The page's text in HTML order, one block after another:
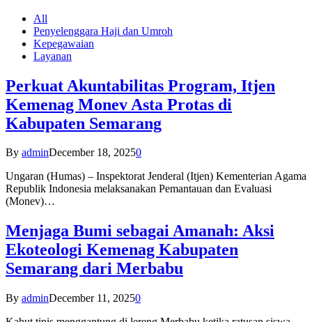
All
Penyelenggara Haji dan Umroh
Kepegawaian
Layanan
Perkuat Akuntabilitas Program, Itjen
Kemenag Monev Asta Protas di
Kabupaten Semarang
By adminDecember 18, 20250
Ungaran (Humas) – Inspektorat Jenderal (Itjen) Kementerian Agama
Republik Indonesia melaksanakan Pemantauan dan Evaluasi
(Monev)…
Menjaga Bumi sebagai Amanah: Aksi
Ekoteologi Kemenag Kabupaten
Semarang dari Merbabu
By adminDecember 11, 20250